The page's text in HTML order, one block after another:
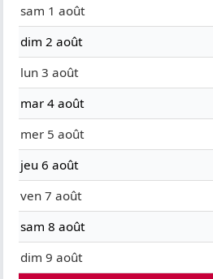
sam 1 août
dim 2 août
lun 3 août
mar 4 août
mer 5 août
jeu 6 août
ven 7 août
sam 8 août
dim 9 août